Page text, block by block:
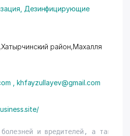
Дезинфицирующие
район,Махалля
, khfayzullayev@gmail.com
и вредителей, а также